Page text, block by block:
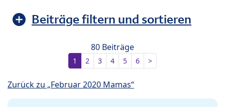
Beiträge filtern und sortieren
80 Beiträge
1 2 3 4 5 6 >
Zurück zu „Februar 2020 Mamas“